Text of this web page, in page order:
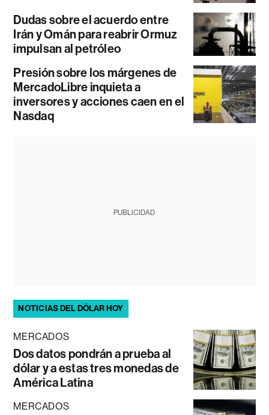
Dudas sobre el acuerdo entre
Irán y Omán para reabrir Ormuz
impulsan al petróleo
Presión sobre los márgenes de
MercadoLibre inquieta a
inversores y acciones caen en el
Nasdaq
PUBLICIDAD
NOTICIAS DEL DÓLAR HOY
MERCADOS
Dos datos pondrán a prueba al
dólar y a estas tres monedas de
América Latina
MERCADOS